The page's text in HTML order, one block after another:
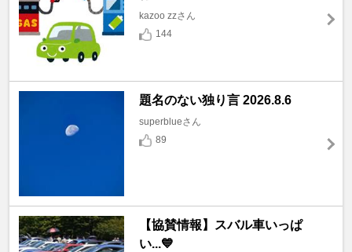
kazoo zzさん
144
題名のない独り言 2026.8.6
superblueさん
89
【協賛情報】スバル車いっぱ
い...💙